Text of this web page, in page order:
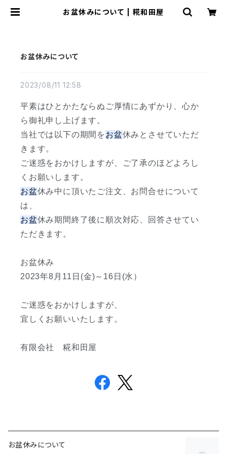
お盆休みについて | 糀和田屋
お盆休みについて
2023/08/11 12:58
平素はひとかたならぬご厚情にあずかり、心か
ら御礼申し上げます。
当社では以下の期間をお盆休みとさせていただ
きます。
ご迷惑をおかけしますが、ご了承のほどよろし
くお願いします。
お盆休み中に頂いたご注文、お問合せについて
は、
お盆休み期間終了後に順次対応、回答させてい
ただきます。
お盆休み
2023年8月11日(金)～16日(水）
ご迷惑をおかけしますが、
宜しくお願いいたします。
有限会社 糀和田屋
お盆休みについて